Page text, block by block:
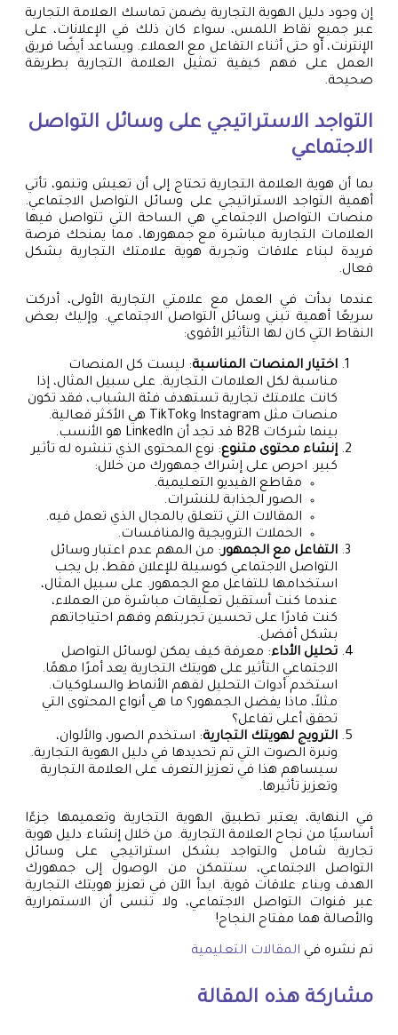
إن وجود دليل الهوية التجارية يضمن تماسك العلامة التجارية
عبر جميع نقاط اللمس، سواء كان ذلك في الإعلانات، على
الإنترنت، أو حتى أثناء التفاعل مع العملاء. ويساعد أيضًا فريق
العمل على فهم كيفية تمثيل العلامة التجارية بطريقة
صحيحة.
التواجد الاستراتيجي على وسائل التواصل
الاجتماعي
بما أن هوية العلامة التجارية تحتاج إلى أن تعيش وتنمو، تأتي
أهمية التواجد الاستراتيجي على وسائل التواصل الاجتماعي.
منصات التواصل الاجتماعي هي الساحة التي تتواصل فيها
العلامات التجارية مباشرة مع جمهورها، مما يمنحك فرصة
فريدة لبناء علاقات وتجربة هوية علامتك التجارية بشكل
فعال.
عندما بدأت في العمل مع علامتي التجارية الأولى، أدركت
سريعًا أهمية تبني وسائل التواصل الاجتماعي. وإليك بعض
النقاط التي كان لها التأثير الأقوى:
اختيار المنصات المناسبة: ليست كل المنصات
مناسبة لكل العلامات التجارية. على سبيل المثال، إذا
كانت علامتك تجارية تستهدف فئة الشباب، فقد تكون
منصات مثل Instagram وTikTok هي الأكثر فعالية.
بينما شركات B2B قد تجد أن LinkedIn هو الأنسب.
إنشاء محتوى متنوع: نوع المحتوى الذي تنشره له تأثير
كبير. احرص على إشراك جمهورك من خلال:
مقاطع الفيديو التعليمية.
الصور الجذابة للنشرات.
المقالات التي تتعلق بالمجال الذي تعمل فيه.
الحملات الترويجية والمنافسات.
التفاعل مع الجمهور: من المهم عدم اعتبار وسائل
التواصل الاجتماعي كوسيلة للإعلان فقط، بل يجب
استخدامها للتفاعل مع الجمهور. على سبيل المثال،
عندما كنت أستقبل تعليقات مباشرة من العملاء،
كنت قادرًا على تحسين تجربتهم وفهم احتياجاتهم
بشكل أفضل.
تحليل الأداء: معرفة كيف يمكن لوسائل التواصل
الاجتماعي التأثير على هويتك التجارية يعد أمرًا مهمًا.
استخدم أدوات التحليل لفهم الأنماط والسلوكيات.
مثلاً، ماذا يفضل الجمهور؟ ما هي أنواع المحتوى التي
تحقق أعلى تفاعل؟
الترويج لهويتك التجارية: استخدم الصور، والألوان،
ونبرة الصوت التي تم تحديدها في دليل الهوية التجارية.
سيساهم هذا في تعزيز التعرف على العلامة التجارية
وتعزيز تأثيرها.
في النهاية، يعتبر تطبيق الهوية التجارية وتعميمها جزءًا
أساسيًا من نجاح العلامة التجارية. من خلال إنشاء دليل هوية
تجارية شامل والتواجد بشكل استراتيجي على وسائل
التواصل الاجتماعي، ستتمكن من الوصول إلى جمهورك
الهدف وبناء علاقات قوية. ابدأ الآن في تعزيز هويتك التجارية
عبر قنوات التواصل الاجتماعي، ولا تنسى أن الاستمرارية
والأصالة هما مفتاح النجاح!
تم نشره في المقالات التعليمية
مشاركة هذه المقالة